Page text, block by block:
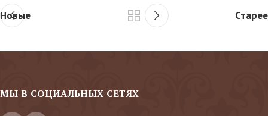
Новые Старее
МЫ В СОЦИАЛЬНЫХ СЕТЯХ